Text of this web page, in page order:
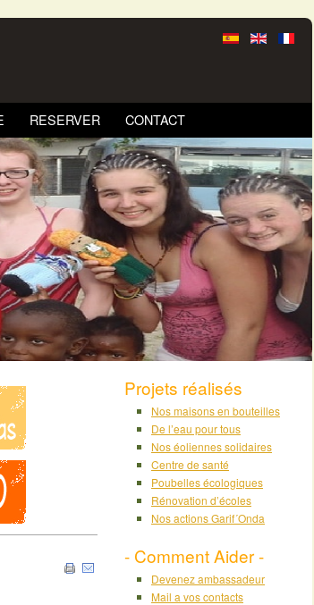
RESERVER CONTACT
Projets réalisés
Nos maisons en bouteilles
De l’eau pour tous
Nos éoliennes solidaires
Centre de santé
Poubelles écologiques
Rénovation d’écoles
Nos actions Garif´Onda
- Comment Aider -
Devenez ambassadeur
Mail a vos contacts